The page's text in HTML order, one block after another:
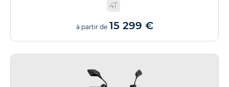
4T
à partir de 15 299 €